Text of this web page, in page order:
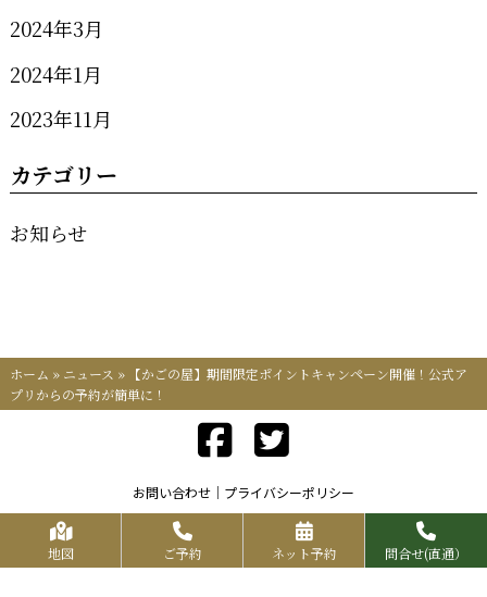
2024年3月
2024年1月
2023年11月
カテゴリー
お知らせ
ホーム » ニュース » 【かごの屋】期間限定ポイントキャンペーン開催！公式ア
プリからの予約が簡単に！
お問い合わせ プライバシーポリシー
Copyrights KR FOOD SERVICE All Rights Reserved.
地図 ご予約 ネット予約 問合せ(直通）